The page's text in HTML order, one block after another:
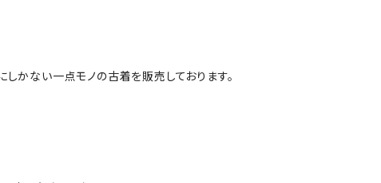
かない一点モノの古着を販売しております。